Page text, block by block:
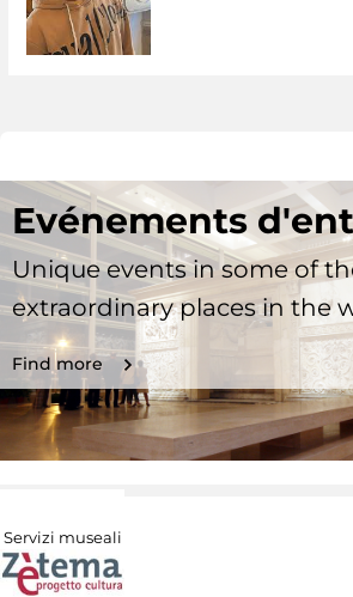
Evénements
Unique events in some of
extraordinary places in the
Find more
Servizi museali